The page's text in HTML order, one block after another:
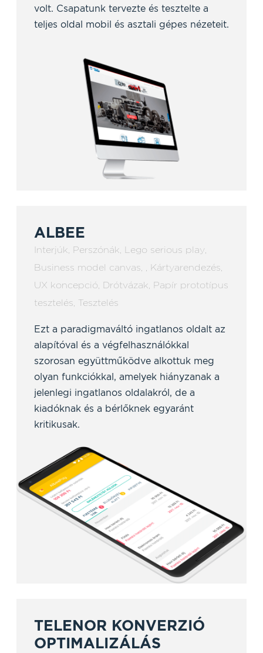
volt. Csapatunk tervezte és tesztelte a
teljes oldal mobil és asztali gépes nézeteit.
ALBEE
Interjúk, Perszónák, Lego serious play,
Business model canvas, , Kártyarendezés,
UX koncepció, Drótvázak, Papír prototípus
tesztelés, Tesztelés
Ezt a paradigmaváltó ingatlanos oldalt az
alapítóval és a végfelhasználókkal
szorosan együttműködve alkottuk meg
olyan funkciókkal, amelyek hiányzanak a
jelenlegi ingatlanos oldalakról, de a
kiadóknak és a bérlőknek egyaránt
kritikusak.
TELENOR KONVERZIÓ
OPTIMALIZÁLÁS